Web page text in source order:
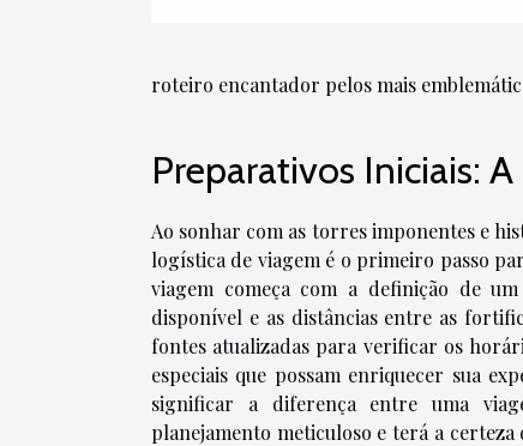
roteiro encantador pelos mais
Preparativos Iniciais:
Ao sonhar com as torres imponentes e
logística de viagem é o primeiro passo
viagem começa com a definição de
disponível e as distâncias entre as
fontes atualizadas para verificar os
especiais que possam enriquecer sua
significar a diferença entre uma
planejamento meticuloso e terá a